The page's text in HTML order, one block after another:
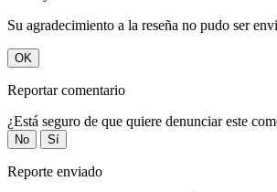
Su agradecimiento a la reseña no pudo ser
OK
Reportar comentario
¿Está seguro de que quiere denunciar este
No Sí
Reporte enviado